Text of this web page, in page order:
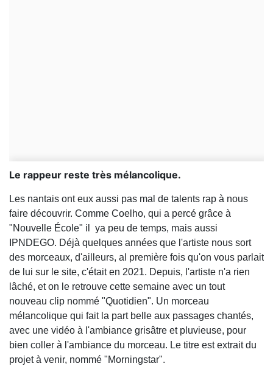
Le rappeur reste très mélancolique.
Les nantais ont eux aussi pas mal de talents rap à nous
faire découvrir. Comme Coelho, qui a percé grâce à
"Nouvelle École" il ya peu de temps, mais aussi
IPNDEGO. Déjà quelques années que l'artiste nous sort
des morceaux, d'ailleurs, al première fois qu'on vous parlait
de lui sur le site, c'était en 2021. Depuis, l'artiste n'a rien
lâché, et on le retrouve cette semaine avec un tout
nouveau clip nommé "Quotidien". Un morceau
mélancolique qui fait la part belle aux passages chantés,
avec une vidéo à l'ambiance grisâtre et pluvieuse, pour
bien coller à l'ambiance du morceau. Le titre est extrait du
projet à venir, nommé "Morningstar".